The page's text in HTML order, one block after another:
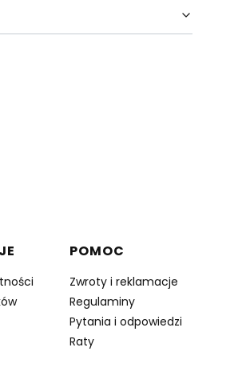
POMOC
Zwroty i reklamacje
Regulaminy
Pytania i odpowiedzi
Raty